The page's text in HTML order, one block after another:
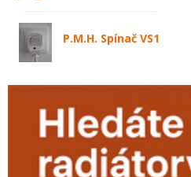
P.M.H. Spínač VS1